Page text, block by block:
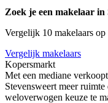
Zoek je een makelaar in
Vergelijk 10 makelaars op
Vergelijk makelaars
Kopersmarkt
Met een mediane
Stevensweert meer
weloverwogen keuze te